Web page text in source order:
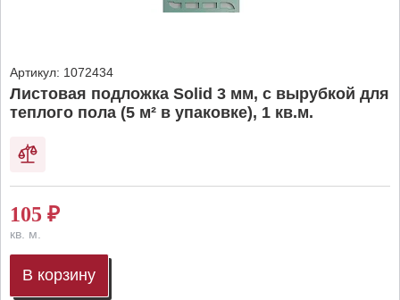
Артикул: 1072434
Листовая подложка Solid 3 мм, с вырубкой для
теплого пола (5 м² в упаковке), 1 кв.м.
105 ₽
кв. м.
В корзину